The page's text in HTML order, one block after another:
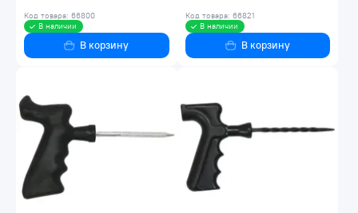
Код товара: 66800
В наличии
В корзину
Код товара: 66821
В наличии
В корзину